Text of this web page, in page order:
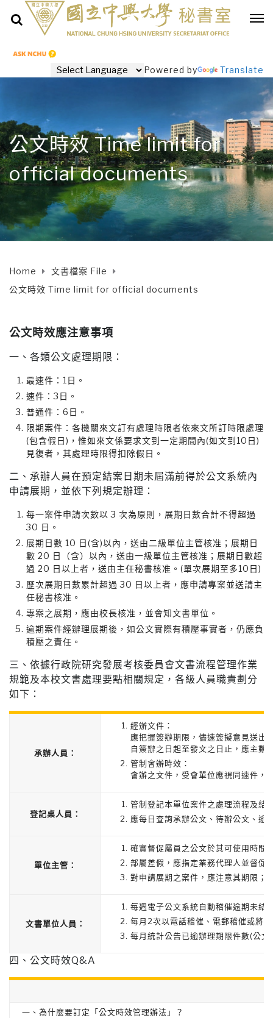
Powered by Translate
公文時效 Time limit for
official documents
Home
文書檔案 File
公文時效 Time limit for official documents
公文時效應注意事項
一、各類公文處理期限：
最速件：1日。
速件：3日。
普通件：6日。
限期案件： 各機關來文訂有處理時限者依來文所訂時限處理
(包含假日)，惟如來文係要求文到一定期間內(如文到10日)
見復者，其處理時限得扣除假日。
二、承辦人員在預定結案日期未屆滿前得於公文系統內
申請展期，並依下列規定辦理：
每一案件申請次數以 3 次為原則，展期日數合計不得超過
30 日。
展期日數 10 日(含)以內，送由二級單位主管核准；展期日
數 20 日（含）以內，送由一級單位主管核准；展期日數超
過 20 日以上者，送由主任秘書核准。(單次展期至多10日)
歷次展期日數累計超過 30 日以上者，應申請專案並送請主
任秘書核准。
專案之展期，應由校長核准，並會知文書單位。
逾期案件經辦理展期後，如公文實際有積壓事實者，仍應負
積壓之責任。
三、依據行政院研究發展考核委員會文書流程管理作業
規範及本校文書處理要點相關規定，各級人員職責劃分
如下：
承辦人員：
經辦文件：
應把握簽辦期限，儘速簽擬意見送出
自簽辦之日起至發文之日止，應主動
管制會辦時效：
會辦之文件，受會單位應視同速件，
登記桌人員：
管制登記本單位案件之處理流程及結
應每日查詢承辦公文、待辦公文、逾
單位主管：
確實督促屬員之公文於其可使用時間
部屬差假，應指定業務代理人並督促
對申請展期之案件，應注意其期限；
文書單位人員：
每週電子公文系統自動稽催逾期未結
每月2次以電話稽催、電郵稽催或將
每月統計公告已逾辦理期限件數(公
四、公文時效Q&A
一、為什麼要訂定「公文時效管理辦法」？